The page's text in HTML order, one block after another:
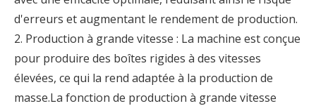
d'erreurs et augmentant le rendement de production.
2. Production à grande vitesse : La machine est conçue
pour produire des boîtes rigides à des vitesses
élevées, ce qui la rend adaptée à la production de
masse.La fonction de production à grande vitesse